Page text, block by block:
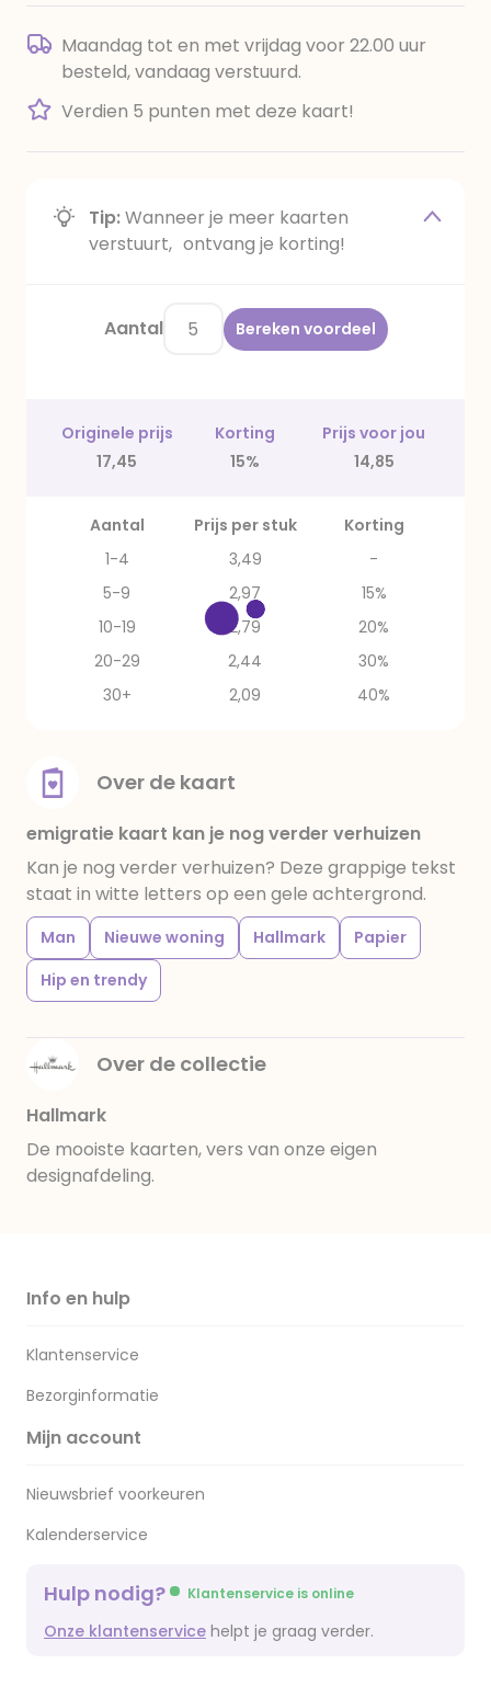
Maandag tot en met vrijdag voor 22.00 uur
besteld, vandaag verstuurd.
Verdien 5 punten met deze kaart!
Tip:Wanneer je meer kaarten
verstuurt, ontvang je korting!
Aantal Bereken voordeel
Originele prijs Korting
Prijs voor jou
17,45
15% 14,85
Aantal Prijs per stuk
Korting
1-4
3,49
-
5-9
2,97
15%
10-19
2,79
20%
20-29
2,44
30%
30+
2,09 40%
Over de kaart
emigratie kaart kan je nog verder verhuizen
Kan je nog verder verhuizen? Deze grappige tekst
staat in witte letters op een gele achtergrond.
Man Nieuwe woning Hallmark
Papier
Hip en trendy
Over de collectie
Hallmark
De mooiste kaarten, vers van onze eigen
designafdeling.
Info en hulp
Klantenservice
Bezorginformatie
Mijn account
Nieuwsbrief voorkeuren
Kalenderservice
Hulp nodig? Klantenservice is online
Onze klantenservice helpt je graag verder.